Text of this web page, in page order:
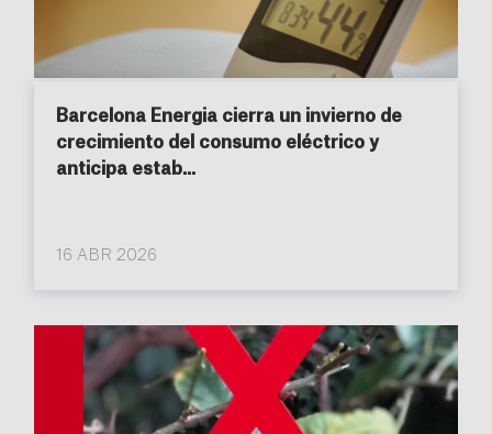
Barcelona Energia cierra un invierno de
crecimiento del consumo eléctrico y
anticipa estab...
16 ABR 2026